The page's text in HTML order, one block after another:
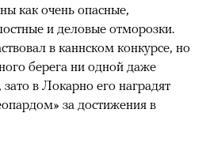
как очень опасные,
и деловые отморозки.
в каннском конкурсе, но
берега ни одной даже
в Локарно его наградят
за достижения в